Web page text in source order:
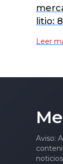
litio:
litio
Leer
Aviso: